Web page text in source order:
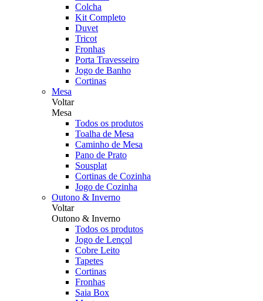
Colcha
Kit Completo
Duvet
Tricot
Fronhas
Porta Travesseiro
Jogo de Banho
Cortinas
Mesa
Voltar
Mesa
Todos os produtos
Toalha de Mesa
Caminho de Mesa
Pano de Prato
Sousplat
Cortinas de Cozinha
Jogo de Cozinha
Outono & Inverno
Voltar
Outono & Inverno
Todos os produtos
Jogo de Lençol
Cobre Leito
Tapetes
Cortinas
Fronhas
Saia Box